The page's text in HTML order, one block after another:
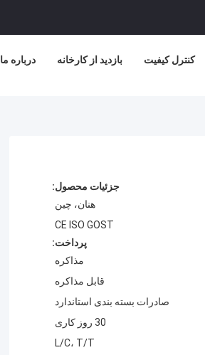
درباره ما بازدید از کارخانه کنترل کیفیت
جزئیات محصول:
هنان، چین
CE ISO GOST
پرداخت:
مذاکره
قابل مذاکره
صادرات بسته بندی استاندارد
30 روز کاری
L/C، T/T